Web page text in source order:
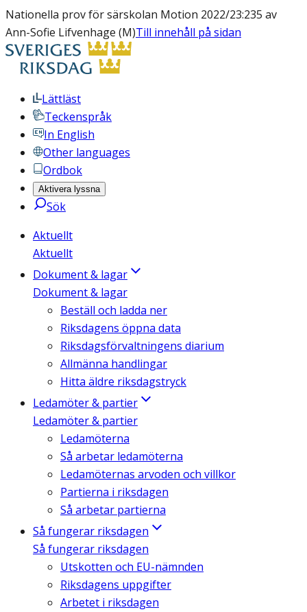
Nationella prov för särskolan Motion 2022/23:235 av
Ann-Sofie Lifvenhage (M)Till innehåll på sidan
Lättläst
Teckenspråk
In English
Other languages
Ordbok
Aktivera lyssna
Sök
Aktuellt
Aktuellt
Dokument & lagar
Dokument & lagar
Beställ och ladda ner
Riksdagens öppna data
Riksdagsförvaltningens diarium
Allmänna handlingar
Hitta äldre riksdagstryck
Ledamöter & partier
Ledamöter & partier
Ledamöterna
Så arbetar ledamöterna
Ledamöternas arvoden och villkor
Partierna i riksdagen
Så arbetar partierna
Så fungerar riksdagen
Så fungerar riksdagen
Utskotten och EU-nämnden
Riksdagens uppgifter
Arbetet i riksdagen